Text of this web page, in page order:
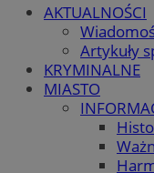
AKTUALNOŚCI
Artykuły
KRYMINALNE
MIASTO